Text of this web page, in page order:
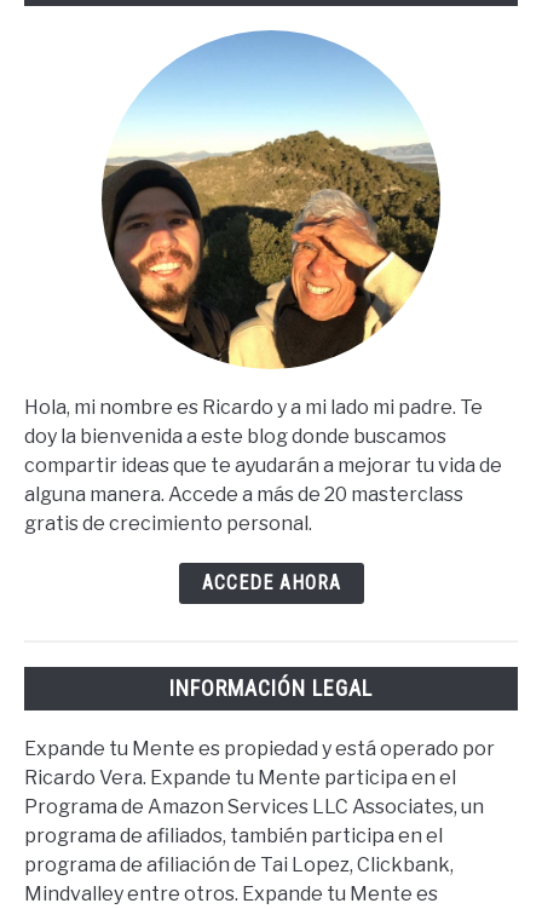
Steps
Hola, mi nombre es Ricardo y a mi lado mi padre. Te
doy la bienvenida a este blog donde buscamos
compartir ideas que te ayudarán a mejorar tu vida de
alguna manera. Accede a más de 20 masterclass
gratis de crecimiento personal.
ACCEDE AHORA
INFORMACIÓN LEGAL
Expande tu Mente es propiedad y está operado por
Ricardo Vera. Expande tu Mente participa en el
Programa de Amazon Services LLC Associates, un
programa de afiliados, también participa en el
programa de afiliación de Tai Lopez, Clickbank,
Mindvalley entre otros. Expande tu Mente es